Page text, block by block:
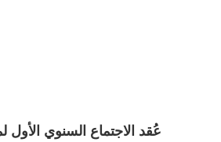
عُقد الاجتماع السنوي الأول